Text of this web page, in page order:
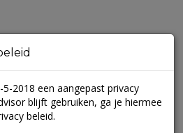
2018 een aangepast privacy
blijft gebruiken, ga je hiermee
beleid.